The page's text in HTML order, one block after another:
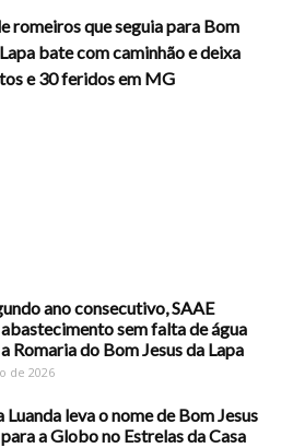
romeiros que seguia para Bom
bate com caminhão e deixa
e 30 feridos em MG
ano consecutivo, SAAE
sem falta de água
Romaria do Bom Jesus da Lapa
de 2026
Luanda leva o nome de Bom Jesus
a Globo no Estrelas da Casa